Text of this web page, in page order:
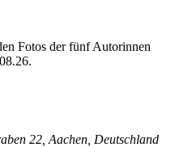
22, Aachen, Deutschland